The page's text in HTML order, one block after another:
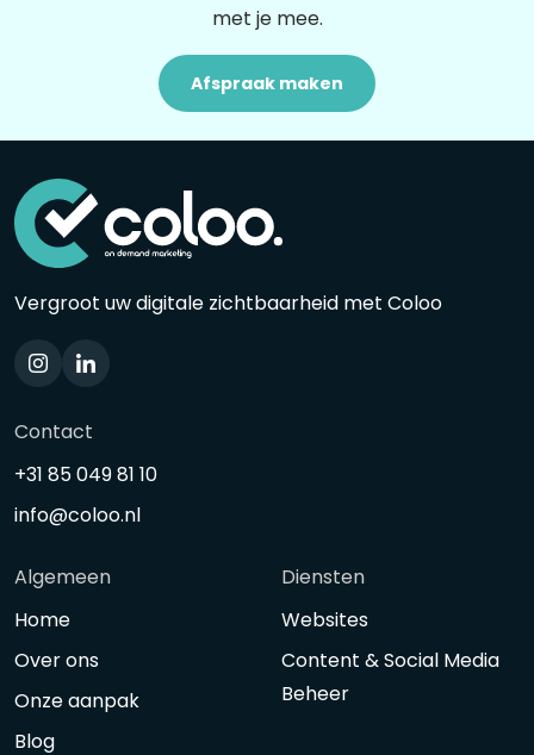
met je mee.
Afspraak maken
Vergroot uw digitale zichtbaarheid met Coloo
Contact
+31 85 049 81 10
info@coloo.nl
Algemeen
Home
Over ons
Onze aanpak
Blog
Diensten
Websites
Content & Social Media
Beheer